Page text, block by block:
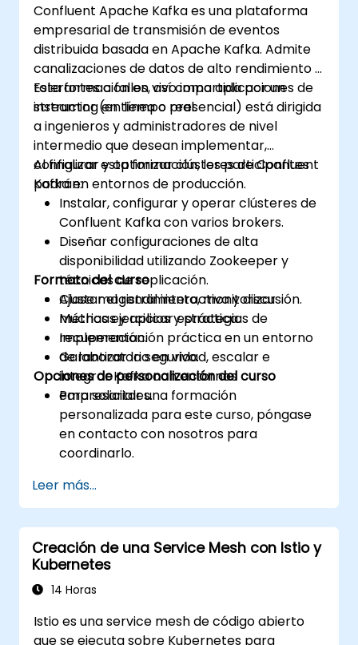
beans (componentes reutilizables), el control
de concurrencia y las técnicas de monitoreo.
Capacita a los profesionales para diseñar
capas de comunicación entre microservicios
confiables, optimizando los flujos de datos.
Confluent Apache Kafka es una plataforma
empresarial de transmisión de eventos
distribuida basada en Apache Kafka. Admite
canalizaciones de datos de alto rendimiento y
tolerantes a fallos, así como aplicaciones de
streaming en tiempo real.
Esta formación en vivo impartida por un
instructor (en línea o presencial) está dirigida
a ingenieros y administradores de nivel
intermedio que desean implementar,
configurar y optimizar clústeres de Confluent
Kafka en entornos de producción.
Al finalizar esta formación, los participantes
podrán:
Instalar, configurar y operar clústeres de
Confluent Kafka con varios brokers.
Diseñar configuraciones de alta
disponibilidad utilizando Zookeeper y
técnicas de replicación.
Ajustar el rendimiento, monitorizar
métricas y aplicar estrategias de
recuperación.
Garantizar la seguridad, escalar e
integrar Kafka con entornos
empresariales.
Formato del curso
Clase magistral interactiva y discusión.
Muchas ejercicios y práctica.
Implementación práctica en un entorno
de laboratorio en vivo.
Opciones de personalización del curso
Para solicitar una formación
personalizada para este curso, póngase
en contacto con nosotros para
coordinarlo.
Leer más...
Creación de una Service Mesh con Istio y
Kubernetes
14 Horas
Istio es una service mesh de código abierto
que se ejecuta sobre Kubernetes para